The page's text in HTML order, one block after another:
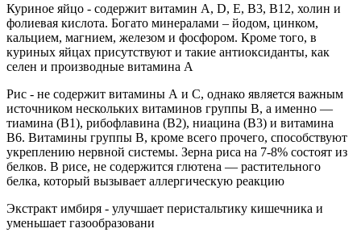
Куриное яйцо - содержит витамин A, D, E, B3, B12, холин и
фолиевая кислота. Богато минералами – йодом, цинком,
кальцием, магнием, железом и фосфором. Кроме того, в
куриных яйцах присутствуют и такие антиоксиданты, как
селен и производные витамина А
Рис - не содержит витамины А и С, однако является важным
источником нескольких витаминов группы В, а именно —
тиамина (В1), рибофлавина (В2), ниацина (В3) и витамина
В6. Витамины группы В, кроме всего прочего, способствуют
укреплению нервной системы. Зерна риса на 7-8% состоят из
белков. В рисе, не содержится глютена — растительного
белка, который вызывает аллергическую реакцию
Экстракт имбиря - улучшает перистальтику кишечника и
уменьшает газообразовани